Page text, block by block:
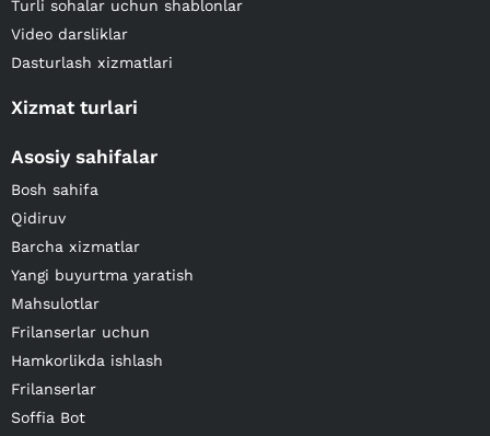
Turli sohalar uchun shablonlar
Video darsliklar
Dasturlash xizmatlari
Xizmat turlari
Asosiy sahifalar
Bosh sahifa
Qidiruv
Barcha xizmatlar
Yangi buyurtma yaratish
Mahsulotlar
Frilanserlar uchun
Hamkorlikda ishlash
Frilanserlar
Soffia Bot